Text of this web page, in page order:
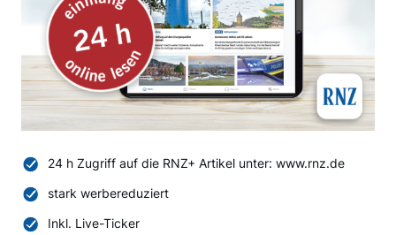
24 h Zugriff auf die RNZ+ Artikel unter: www.rnz.de
stark werbereduziert
Inkl. Live-Ticker